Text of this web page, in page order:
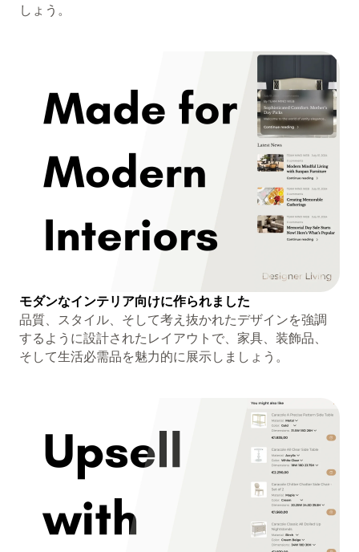
しょう。
モダンなインテリア向けに作られました
品質、スタイル、そして考え抜かれたデザインを強調
するように設計されたレイアウトで、家具、装飾品、
そして生活必需品を魅力的に展示しましょう。